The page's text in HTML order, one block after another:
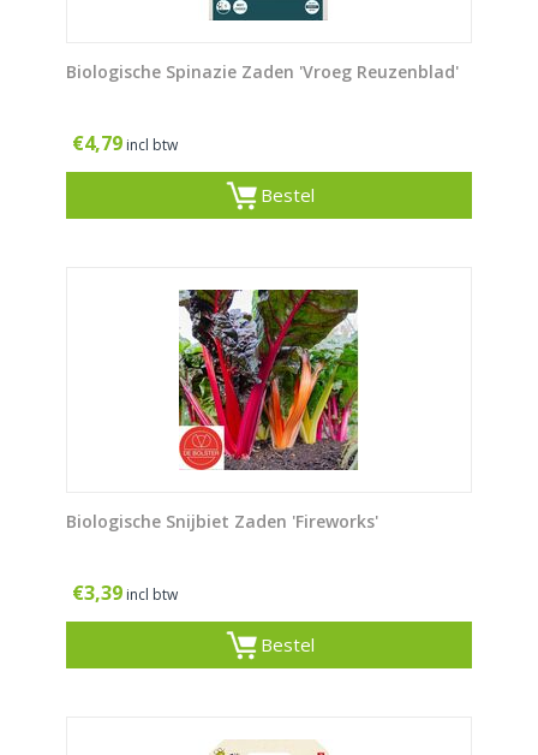
Biologische Spinazie Zaden 'Vroeg Reuzenblad'
€4,79 incl btw
Bestel
Biologische Snijbiet Zaden 'Fireworks'
€3,39 incl btw
Bestel